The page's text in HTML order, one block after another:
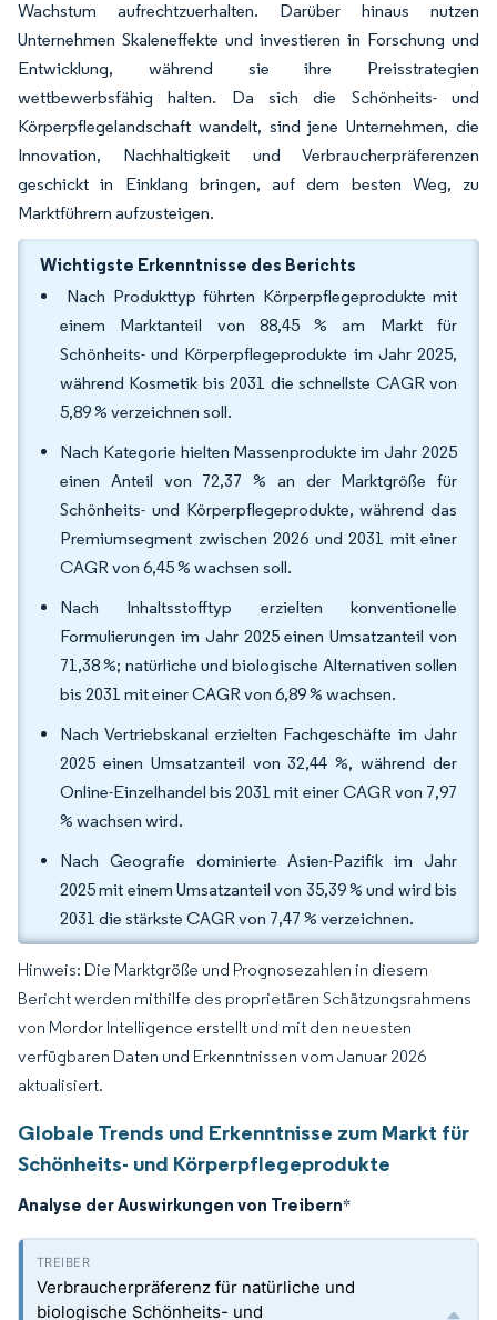
Wachstum aufrechtzuerhalten. Darüber hinaus nutzen
Unternehmen Skaleneffekte und investieren in Forschung und
Entwicklung, während sie ihre Preisstrategien
wettbewerbsfähig halten. Da sich die Schönheits- und
Körperpflegelandschaft wandelt, sind jene Unternehmen, die
Innovation, Nachhaltigkeit und Verbraucherpräferenzen
geschickt in Einklang bringen, auf dem besten Weg, zu
Marktführern aufzusteigen.
Wichtigste Erkenntnisse des Berichts
Nach Produkttyp führten Körperpflegeprodukte mit
einem Marktanteil von 88,45 % am Markt für
Schönheits- und Körperpflegeprodukte im Jahr 2025,
während Kosmetik bis 2031 die schnellste CAGR von
5,89 % verzeichnen soll.
Nach Kategorie hielten Massenprodukte im Jahr 2025
einen Anteil von 72,37 % an der Marktgröße für
Schönheits- und Körperpflegeprodukte, während das
Premiumsegment zwischen 2026 und 2031 mit einer
CAGR von 6,45 % wachsen soll.
Nach Inhaltsstofftyp erzielten konventionelle
Formulierungen im Jahr 2025 einen Umsatzanteil von
71,38 %; natürliche und biologische Alternativen sollen
bis 2031 mit einer CAGR von 6,89 % wachsen.
Nach Vertriebskanal erzielten Fachgeschäfte im Jahr
2025 einen Umsatzanteil von 32,44 %, während der
Online-Einzelhandel bis 2031 mit einer CAGR von 7,97
% wachsen wird.
Nach Geografie dominierte Asien-Pazifik im Jahr
2025 mit einem Umsatzanteil von 35,39 % und wird bis
2031 die stärkste CAGR von 7,47 % verzeichnen.
Hinweis: Die Marktgröße und Prognosezahlen in diesem
Bericht werden mithilfe des proprietären Schätzungsrahmens
von Mordor Intelligence erstellt und mit den neuesten
verfügbaren Daten und Erkenntnissen vom Januar 2026
aktualisiert.
Globale Trends und Erkenntnisse zum Markt für
Schönheits- und Körperpflegeprodukte
Analyse der Auswirkungen von Treibern*
Verbraucherpräferenz für natürliche und
biologische Schönheits- und